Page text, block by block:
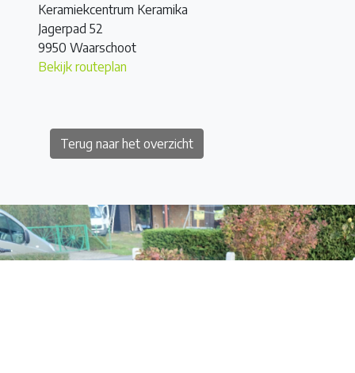
Keramiekcentrum Keramika
Jagerpad 52
9950 Waarschoot
Bekijk routeplan
Terug naar het overzicht